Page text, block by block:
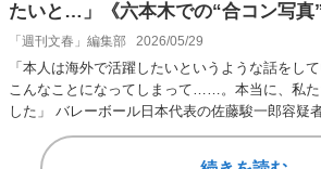
たいと…」《六本木での“合コン写真”
「週刊文春」編集部 2026/05/29
「本人は海外で活躍したいというような話をし
こんなことになってしまって……。本当に、私
した」 バレーボール日本代表の佐藤駿一郎容疑
りかかった息子の…